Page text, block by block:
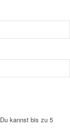
Du kannst bis zu 5